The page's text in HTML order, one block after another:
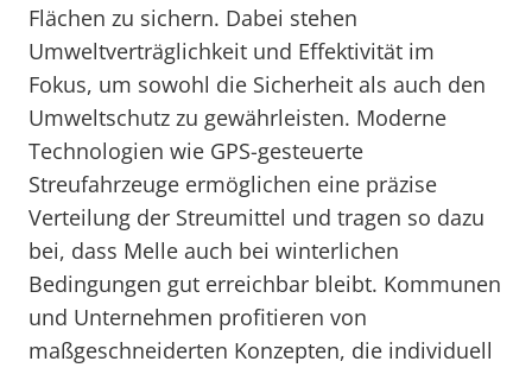
Flächen zu sichern. Dabei stehen
Umweltverträglichkeit und Effektivität im
Fokus, um sowohl die Sicherheit als auch den
Umweltschutz zu gewährleisten. Moderne
Technologien wie GPS-gesteuerte
Streufahrzeuge ermöglichen eine präzise
Verteilung der Streumittel und tragen so dazu
bei, dass Melle auch bei winterlichen
Bedingungen gut erreichbar bleibt. Kommunen
und Unternehmen profitieren von
maßgeschneiderten Konzepten, die individuell